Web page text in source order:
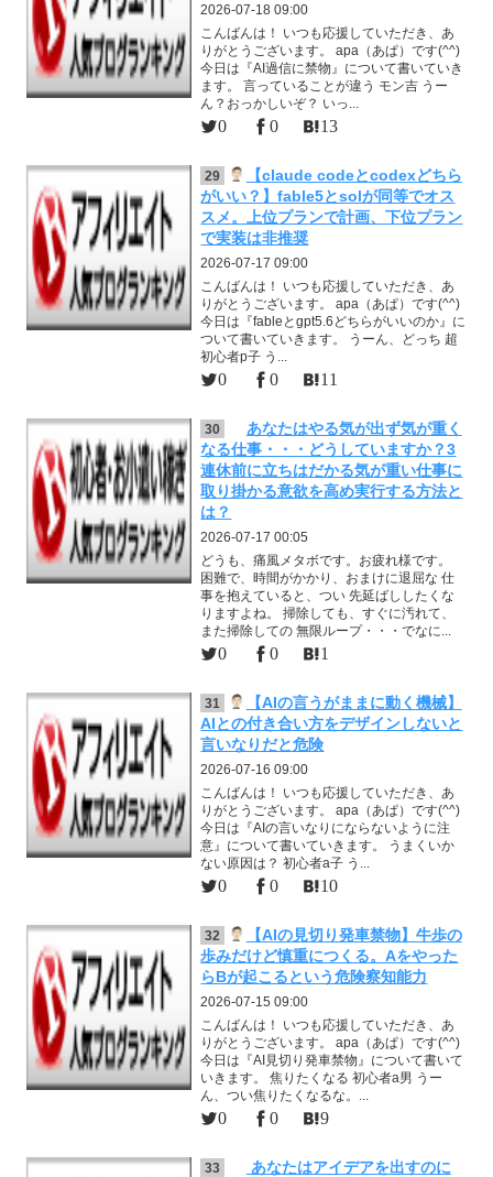
2026-07-18 09:00
こんばんは！ いつも応援していただき、あ
りがとうございます。 apa（あぱ）です(^^)
今日は『AI過信に禁物』について書いていき
ます。 言っていることが違う モン吉 うー
ん？おっかしいぞ？ いっ...
0 0 13
29
【claude codeとcodexどちら
がいい？】fable5とsolが同等でオス
スメ。上位プランで計画、下位プラン
で実装は非推奨
2026-07-17 09:00
こんばんは！ いつも応援していただき、あ
りがとうございます。 apa（あぱ）です(^^)
今日は『fableとgpt5.6どちらがいいのか』に
ついて書いていきます。 うーん、どっち 超
初心者p子 う...
0 0 11
30
あなたはやる気が出ず気が重く
なる仕事・・・どうしていますか？3
連休前に立ちはだかる気が重い仕事に
取り掛かる意欲を高め実行する方法と
は？
2026-07-17 00:05
どうも、痛風メタボです。お疲れ様です。
困難で、時間がかかり、おまけに退屈な 仕
事を抱えていると、つい 先延ばししたくな
りますよね。 掃除しても、すぐに汚れて、
また掃除しての 無限ループ・・・でなに...
0 0 1
31
【AIの言うがままに動く機械】
AIとの付き合い方をデザインしないと
言いなりだと危険
2026-07-16 09:00
こんばんは！ いつも応援していただき、あ
りがとうございます。 apa（あぱ）です(^^)
今日は『AIの言いなりにならないように注
意』について書いていきます。 うまくいか
ない原因は？ 初心者a子 う...
0 0 10
32
【AIの見切り発車禁物】牛歩の
歩みだけど慎重につくる。Aをやった
らBが起こるという危険察知能力
2026-07-15 09:00
こんばんは！ いつも応援していただき、あ
りがとうございます。 apa（あぱ）です(^^)
今日は『AI見切り発車禁物』について書いて
いきます。 焦りたくなる 初心者a男 うー
ん、つい焦りたくなるな。...
0 0 9
33
あなたはアイデアを出すのに